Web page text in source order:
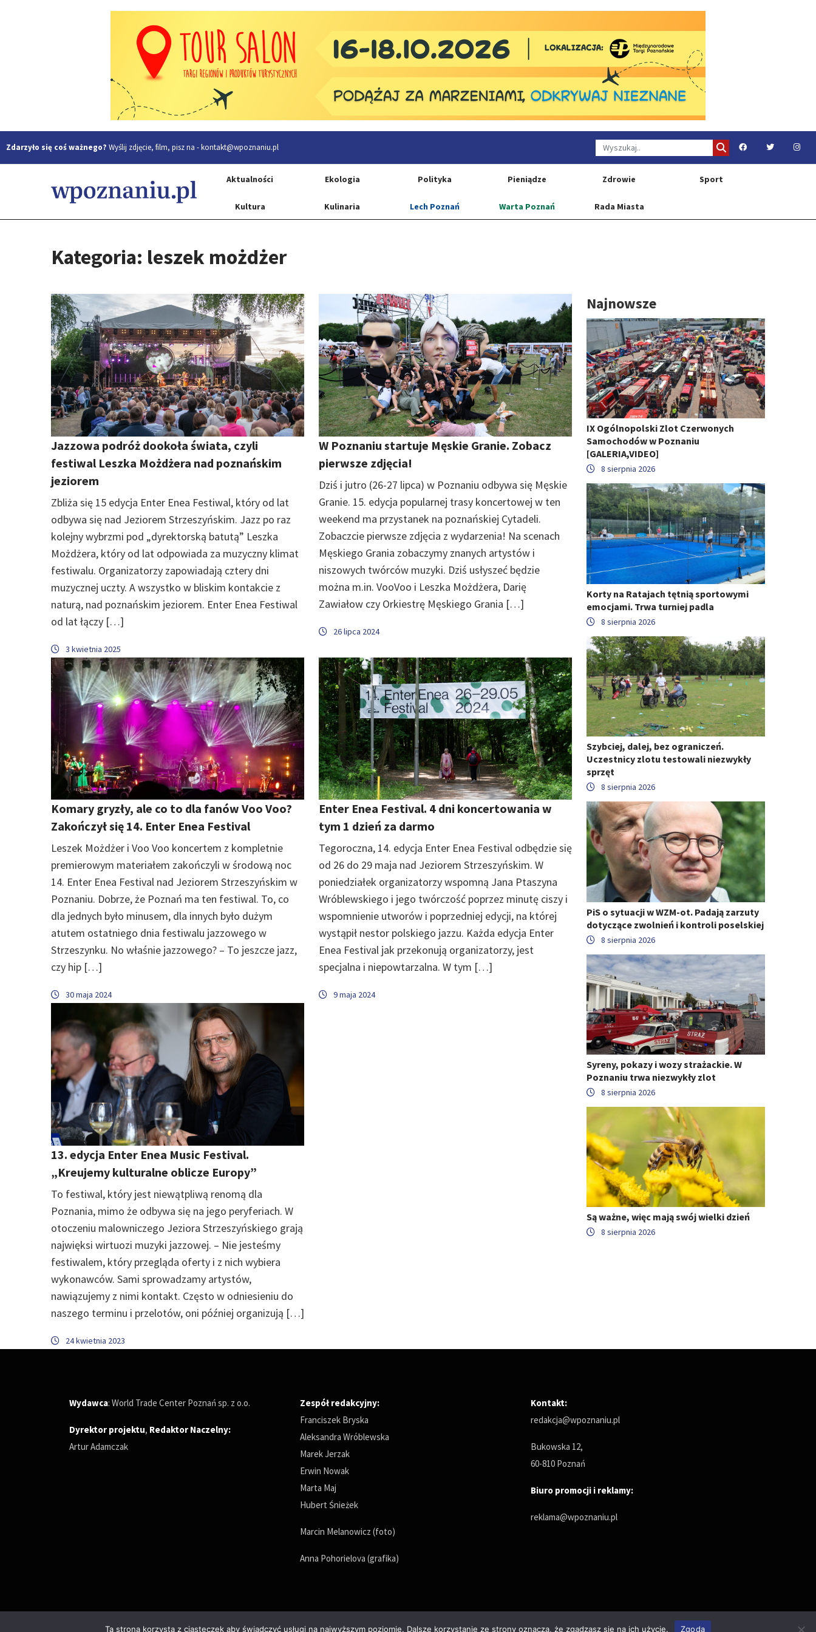
Zdarzyło się coś ważnego? Wyślij zdjęcie, film, pisz na -kontakt@wpoznaniu.pl
Aktualności Ekologia Polityka Pieniądze Zdrowie Sport
Kultura Kulinaria Lech Poznań Warta Poznań Rada Miasta
Kategoria: leszek możdżer
Jazzowa podróż dookoła świata, czyli
festiwal Leszka Możdżera nad poznańskim
jeziorem
Zbliża się 15 edycja Enter Enea Festiwal, który od lat
odbywa się nad Jeziorem Strzeszyńskim. Jazz po raz
kolejny wybrzmi pod „dyrektorską batutą” Leszka
Możdżera, który od lat odpowiada za muzyczny klimat
festiwalu. Organizatorzy zapowiadają cztery dni
muzycznej uczty. A wszystko w bliskim kontakcie z
naturą, nad poznańskim jeziorem. Enter Enea Festiwal
od lat łączy […]
3 kwietnia 2025
W Poznaniu startuje Męskie Granie. Zobacz
pierwsze zdjęcia!
Dziś i jutro (26-27 lipca) w Poznaniu odbywa się Męskie
Granie. 15. edycja popularnej trasy koncertowej w ten
weekend ma przystanek na poznańskiej Cytadeli.
Zobaczcie pierwsze zdjęcia z wydarzenia! Na scenach
Męskiego Grania zobaczymy znanych artystów i
niszowych twórców muzyki. Dziś usłyszeć będzie
można m.in. VooVoo i Leszka Możdżera, Darię
Zawiałow czy Orkiestrę Męskiego Grania […]
26 lipca 2024
Komary gryzły, ale co to dla fanów Voo Voo?
Zakończył się 14. Enter Enea Festival
Leszek Możdżer i Voo Voo koncertem z kompletnie
premierowym materiałem zakończyli w środową noc
14. Enter Enea Festival nad Jeziorem Strzeszyńskim w
Poznaniu. Dobrze, że Poznań ma ten festiwal. To, co
dla jednych było minusem, dla innych było dużym
atutem ostatniego dnia festiwalu jazzowego w
Strzeszynku. No właśnie jazzowego? – To jeszcze jazz,
czy hip […]
30 maja 2024
Enter Enea Festival. 4 dni koncertowania w
tym 1 dzień za darmo
Tegoroczna, 14. edycja Enter Enea Festival odbędzie się
od 26 do 29 maja nad Jeziorem Strzeszyńskim. W
poniedziałek organizatorzy wspomną Jana Ptaszyna
Wróblewskiego i jego twórczość poprzez minutę ciszy i
wspomnienie utworów i poprzedniej edycji, na której
wystąpił nestor polskiego jazzu. Każda edycja Enter
Enea Festival jak przekonują organizatorzy, jest
specjalna i niepowtarzalna. W tym […]
9 maja 2024
13. edycja Enter Enea Music Festival.
„Kreujemy kulturalne oblicze Europy”
To festiwal, który jest niewątpliwą renomą dla
Poznania, mimo że odbywa się na jego peryferiach. W
otoczeniu malowniczego Jeziora Strzeszyńskiego grają
najwięksi wirtuozi muzyki jazzowej. – Nie jesteśmy
festiwalem, który przegląda oferty i z nich wybiera
wykonawców. Sami sprowadzamy artystów,
nawiązujemy z nimi kontakt. Często w odniesieniu do
naszego terminu i przelotów, oni później organizują […]
24 kwietnia 2023
Najnowsze
IX Ogólnopolski Zlot Czerwonych
Samochodów w Poznaniu
[GALERIA,VIDEO]
8 sierpnia 2026
Korty na Ratajach tętnią sportowymi
emocjami. Trwa turniej padla
8 sierpnia 2026
Szybciej, dalej, bez ograniczeń.
Uczestnicy zlotu testowali niezwykły
sprzęt
8 sierpnia 2026
PiS o sytuacji w WZM-ot. Padają zarzuty
dotyczące zwolnień i kontroli poselskiej
8 sierpnia 2026
Syreny, pokazy i wozy strażackie. W
Poznaniu trwa niezwykły zlot
8 sierpnia 2026
Są ważne, więc mają swój wielki dzień
8 sierpnia 2026
Wydawca: World Trade Center Poznań sp. z o.o.
Dyrektor projektu, Redaktor Naczelny:
Artur Adamczak
Zespół redakcyjny:
Franciszek Bryska
Aleksandra Wróblewska
Marek Jerzak
Erwin Nowak
Marta Maj
Hubert Śnieżek
Marcin Melanowicz (foto)
Anna Pohorielova (grafika)
Kontakt:
redakcja@wpoznaniu.pl
Bukowska 12,
60-810 Poznań
Biuro promocji i reklamy:
reklama@wpoznaniu.pl
Ta strona korzysta z ciasteczek aby świadczyć usługi na najwyższym poziomie. Dalsze korzystanie ze strony oznacza, że zgadzasz się na ich użycie. Zgoda